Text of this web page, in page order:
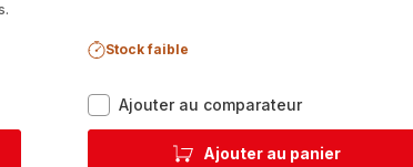
Ajouter au comparateurVirtuoso
Essential
XP441810
Ajouter au panier
Stock faible